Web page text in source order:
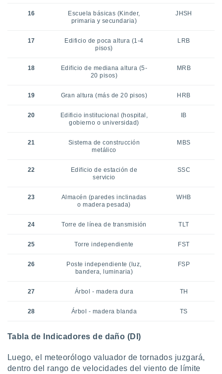
16
Escuela básicas (Kinder,
primaria y secundaria)
JHSH
17
Edificio de poca altura (1-4
pisos)
LRB
18
Edificio de mediana altura (5-
20 pisos)
MRB
19 Gran altura (más de 20 pisos) HRB
20
Edificio institucional (hospital,
gobierno o universidad)
IB
21
Sistema de construcción
metálico
MBS
22
Edificio de estación de
servicio
SSC
23
Almacén (paredes inclinadas
o madera pesada)
WHB
24 Torre de línea de transmisión TLT
25 Torre independiente FST
26
Poste independiente (luz,
bandera, luminaria)
FSP
27 Árbol - madera dura TH
28 Árbol - madera blanda TS
Tabla de Indicadores de daño (DI)
Luego, el meteorólogo valuador de tornados juzgará,
dentro del rango de velocidades del viento de límite